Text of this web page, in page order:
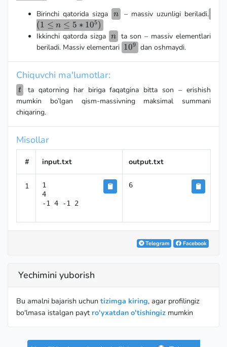
Birinchi qatorida sizga n
n – massiv uzunligi beriladi.
(1 ≤ n ≤ 5 ∗ 105)
Ikkinchi qatorda sizga n
n
ta son – massiv elementlari
beriladi. Massiv elementari 10^9
109 dan oshmaydi.
Chiquvchi ma'lumotlar:
t
t
ta qatorning har biriga faqatgina bitta son – erishish
mumkin bo’lgan qism-massivning maksimal summani
chiqaring.
Misollar
# input.txt output.txt
1
1
4
-1 4 -1 2
6
Telegram Facebook
Yechimini yuborish
Bu amalni bajarish uchun tizimga kiring, agar profilingiz
bo'lmasa istalgan payt ro'yxatdan o'tishingiz mumkin